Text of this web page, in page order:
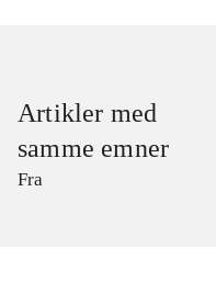
Artikler med
samme emner
Fra